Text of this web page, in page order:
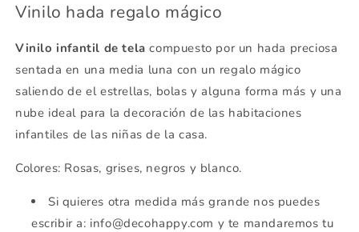
Vinilo hada regalo mágico
Vinilo infantil de tela compuesto por un hada preciosa
sentada en una media luna con un regalo mágico
saliendo de el estrellas, bolas y alguna forma más y una
nube ideal para la decoración de las habitaciones
infantiles de las niñas de la casa.
Colores: Rosas, grises, negros y blanco.
Si quieres otra medida más grande nos puedes
escribir a: info@decohappy.com y te mandaremos tu